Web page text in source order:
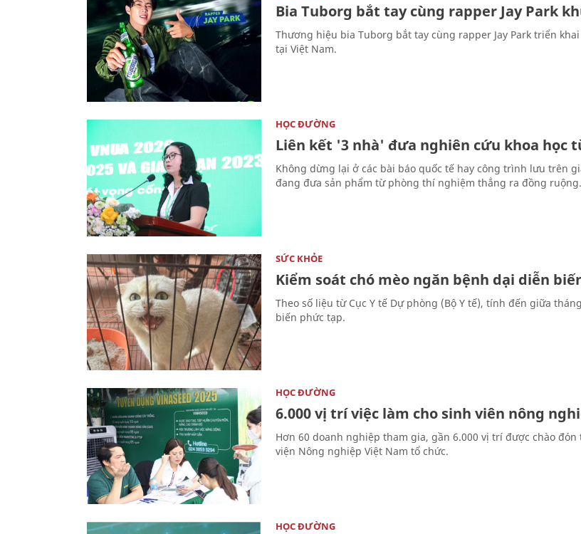
Bia Tuborg bắt tay cùng rapper Jay Park
Thương hiệu bia Tuborg bắt tay cùng rapper Jay Park triển
tại Việt Nam.
HỌC ĐƯỜNG
Liên kết '3 nhà' đưa nghiên cứu khoa học
Không dừng lại ở các bài báo quốc tế hay công trình lưu trên
đang đưa sản phẩm từ phòng thí nghiệm thẳng ra đồng ruộng.
SỨC KHỎE
Kiểm soát chó mèo ngăn bệnh dại diễn
Theo số liệu từ Cục Y tế Dự phòng (Bộ Y tế), tính đến giữa
biến phức tạp.
HỌC ĐƯỜNG
6.000 vị trí việc làm cho sinh viên nông
Hơn 60 doanh nghiệp tham gia, gần 6.000 vị trí được chào
viện Nông nghiệp Việt Nam tổ chức.
HỌC ĐƯỜNG